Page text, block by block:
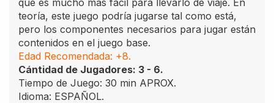
teoría, este juego podría jugarse tal como está,
pero los componentes necesarios para jugar están
contenidos en el juego base.
Edad Recomendada: +8.
Cántidad de Jugadores: 3 - 6.
Tiempo de Juego: 30 min APROX.
Idioma: ESPAÑOL.